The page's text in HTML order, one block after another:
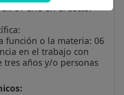
01 año en el sector
función o la materia: 06
en el trabajo con
tres años y/o personas